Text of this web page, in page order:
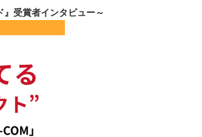
受賞者インタビュー～